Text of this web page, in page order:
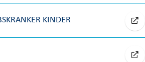
KINDER